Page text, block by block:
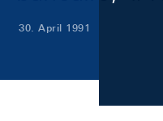
30. April 1991